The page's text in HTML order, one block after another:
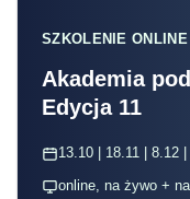
SZKOLENIE ONLINE
Akademia
Edycja 11
13.10 | 18.11 | 8.12
online, na żywo +